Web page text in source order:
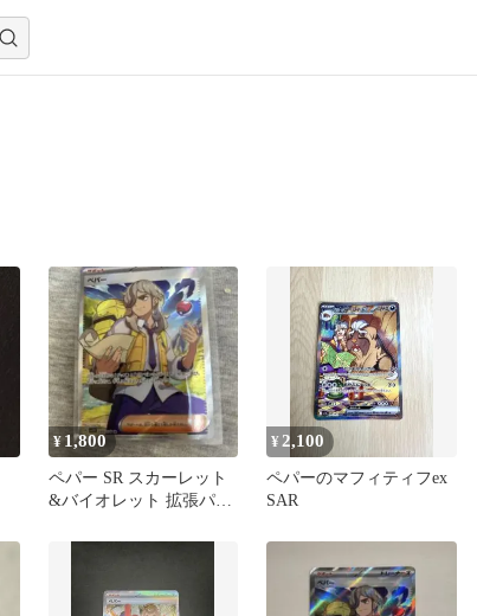
¥ 1,800
ペパー SR スカーレット
&バイオレット 拡張パッ
¥ 2,100
ペパーのマフィティフex
SAR